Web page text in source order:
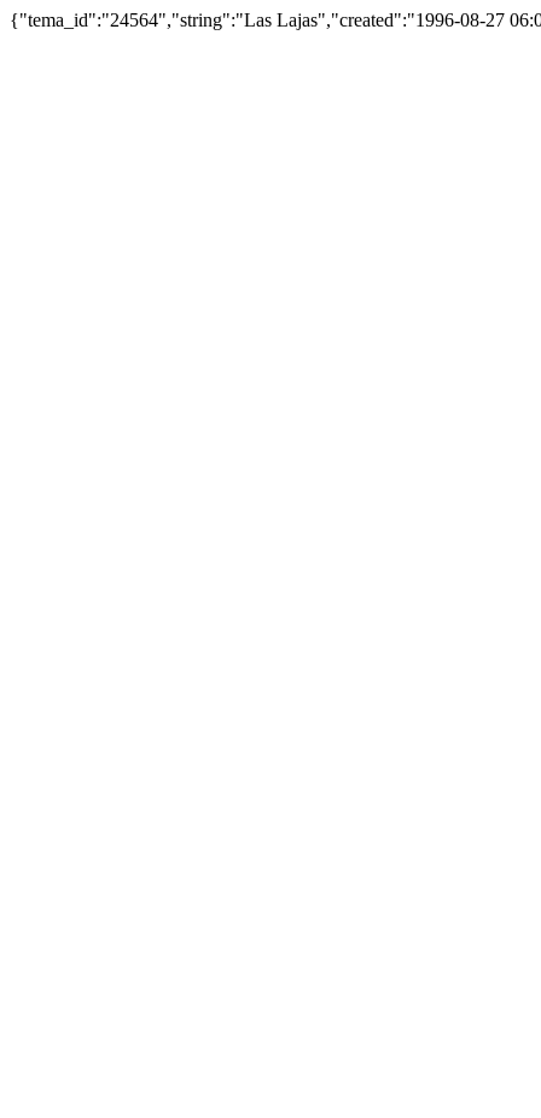
{"tema_id":"24564","string":"Las Lajas","created":"1996-08-27